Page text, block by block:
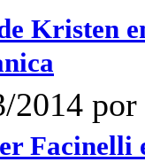
Kristen
2014
Facinelli